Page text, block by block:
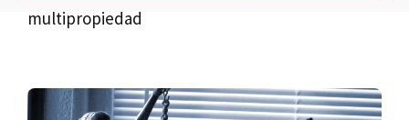
multipropiedad